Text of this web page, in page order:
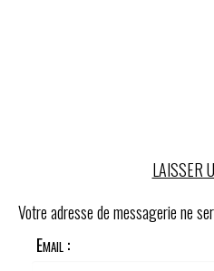
LAISSER
Votre adresse de messagerie ne
Email :